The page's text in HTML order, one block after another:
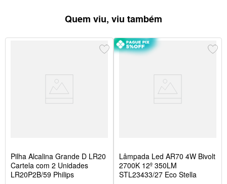
Quem viu, viu também
Pilha Alcalina Grande D LR20
Cartela com 2 Unidades
LR20P2B/59 Philips
Lâmpada Led AR70 4W Bivolt
2700K 12º 350LM
STL23433/27 Eco Stella